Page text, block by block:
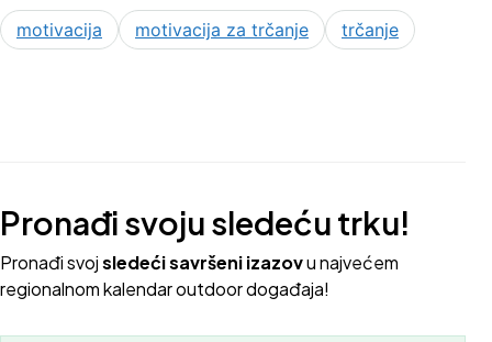
motivacija motivacija za trčanje trčanje
Pronađi svoju sledeću trku!
Pronađi svojsledeći savršeni izazovu najvećem
regionalnom kalendar outdoor događaja!